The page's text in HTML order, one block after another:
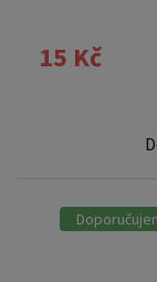
15 Kč